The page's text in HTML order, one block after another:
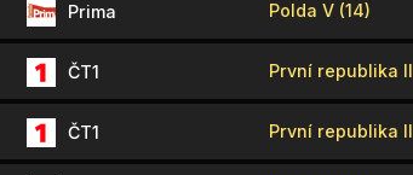
Prima Polda V (14)
ČT1 První republika
ČT1 První republika